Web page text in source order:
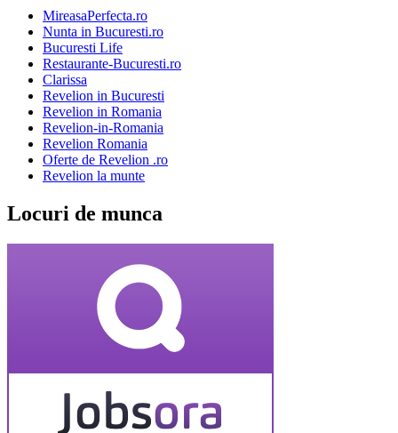
MireasaPerfecta.ro
Nunta in Bucuresti.ro
Bucuresti Life
Restaurante-Bucuresti.ro
Clarissa
Revelion in Bucuresti
Revelion in Romania
Revelion-in-Romania
Revelion Romania
Oferte de Revelion .ro
Revelion la munte
Locuri de munca